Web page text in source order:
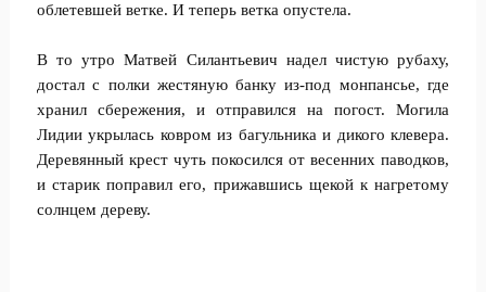
облетевшей ветке. И теперь ветка опустела.
В то утро Матвей Силантьевич надел чистую рубаху,
достал с полки жестяную банку из-под монпансье, где
хранил сбережения, и отправился на погост. Могила
Лидии укрылась ковром из багульника и дикого клевера.
Деревянный крест чуть покосился от весенних паводков,
и старик поправил его, прижавшись щекой к нагретому
солнцем дереву.